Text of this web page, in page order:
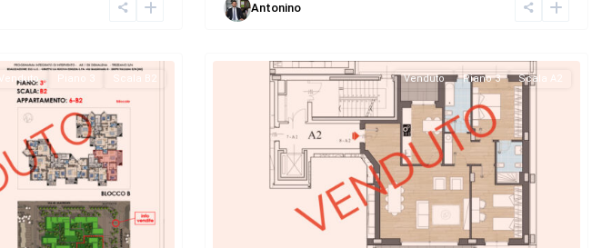
Antonino
Venduto Piano 3 Scala B2 Venduto Piano 3 Scala A2